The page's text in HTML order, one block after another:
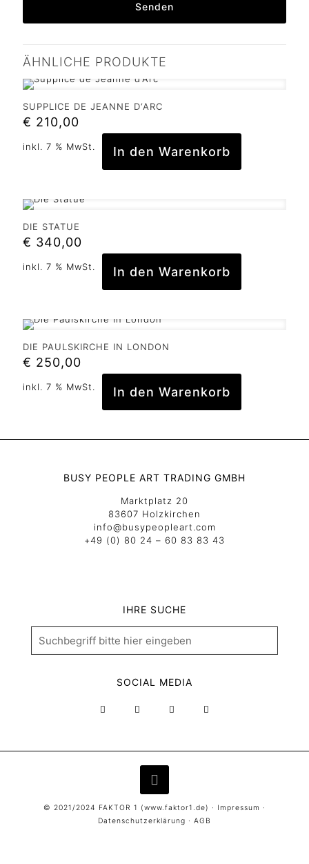
ÄHNLICHE PRODUKTE
SUPPLICE DE JEANNE D‘ARC
€ 210,00
inkl. 7 % MwSt. In den Warenkorb
DIE STATUE
€ 340,00
inkl. 7 % MwSt. In den Warenkorb
DIE PAULSKIRCHE IN LONDON
€ 250,00
inkl. 7 % MwSt. In den Warenkorb
BUSY PEOPLE ART TRADING GMBH
Marktplatz 20
83607 Holzkirchen
info@busypeopleart.com
+49 (0) 80 24 – 60 83 83 43
IHRE SUCHE
SOCIAL MEDIA
© 2021/2024 FAKTOR 1 (www.faktor1.de) · Impressum ·
Datenschutzerklärung · AGB